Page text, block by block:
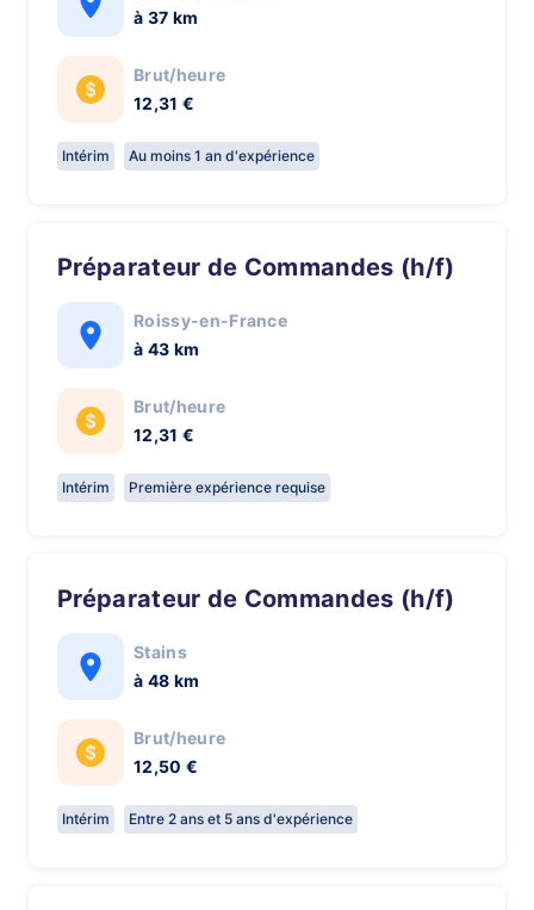
à 37 km
Brut/heure
12,31 €
Intérim Au moins 1 an d'expérience
Préparateur de Commandes (h/f)
Roissy-en-France
à 43 km
Brut/heure
12,31 €
Intérim Première expérience requise
Préparateur de Commandes (h/f)
Stains
à 48 km
Brut/heure
12,50 €
Intérim Entre 2 ans et 5 ans d'expérience